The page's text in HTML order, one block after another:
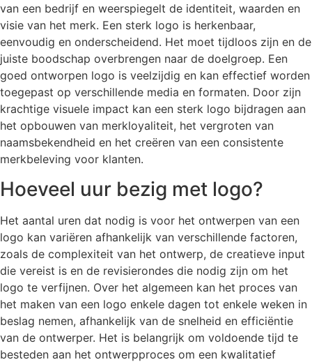
van een bedrijf en weerspiegelt de identiteit, waarden en
visie van het merk. Een sterk logo is herkenbaar,
eenvoudig en onderscheidend. Het moet tijdloos zijn en de
juiste boodschap overbrengen naar de doelgroep. Een
goed ontworpen logo is veelzijdig en kan effectief worden
toegepast op verschillende media en formaten. Door zijn
krachtige visuele impact kan een sterk logo bijdragen aan
het opbouwen van merkloyaliteit, het vergroten van
naamsbekendheid en het creëren van een consistente
merkbeleving voor klanten.
Hoeveel uur bezig met logo?
Het aantal uren dat nodig is voor het ontwerpen van een
logo kan variëren afhankelijk van verschillende factoren,
zoals de complexiteit van het ontwerp, de creatieve input
die vereist is en de revisierondes die nodig zijn om het
logo te verfijnen. Over het algemeen kan het proces van
het maken van een logo enkele dagen tot enkele weken in
beslag nemen, afhankelijk van de snelheid en efficiëntie
van de ontwerper. Het is belangrijk om voldoende tijd te
besteden aan het ontwerpproces om een kwalitatief